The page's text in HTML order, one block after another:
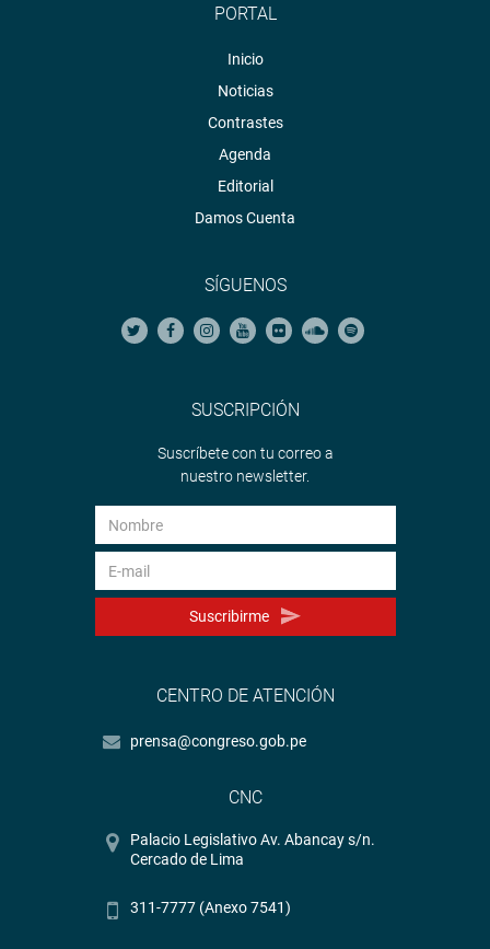
PORTAL
Inicio
Noticias
Contrastes
Agenda
Editorial
Damos Cuenta
SÍGUENOS
SUSCRIPCIÓN
Suscríbete con tu correo a
nuestro newsletter.
Suscribirme
CENTRO DE ATENCIÓN
prensa@congreso.gob.pe
CNC
Palacio Legislativo Av. Abancay s/n.
Cercado de Lima
311-7777 (Anexo 7541)